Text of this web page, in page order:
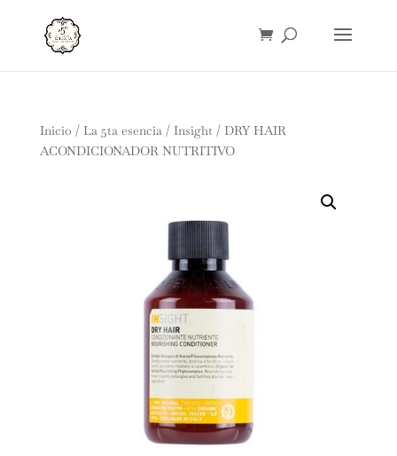
Inicio / La 5ta esencia/ Insight/ DRY HAIR
ACONDICIONADOR NUTRITIVO